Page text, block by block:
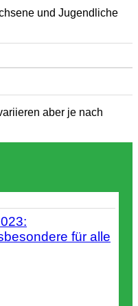
und Jugendliche
aber je nach
für alle